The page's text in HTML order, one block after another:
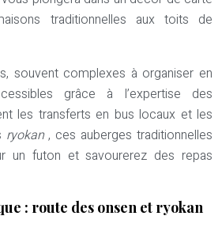
traditionnelles aux toits de
souvent complexes à organiser en
grâce à l’expertise des
les transferts en bus locaux et les
ryokan, ces auberges traditionnelles
un futon et savourerez des repas
: route des onsen et ryokan